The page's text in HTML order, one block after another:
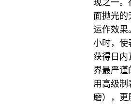
现之一。
面抛光的
运作效果
小时，使
获得日内
界最严谨
用高级制
磨），更